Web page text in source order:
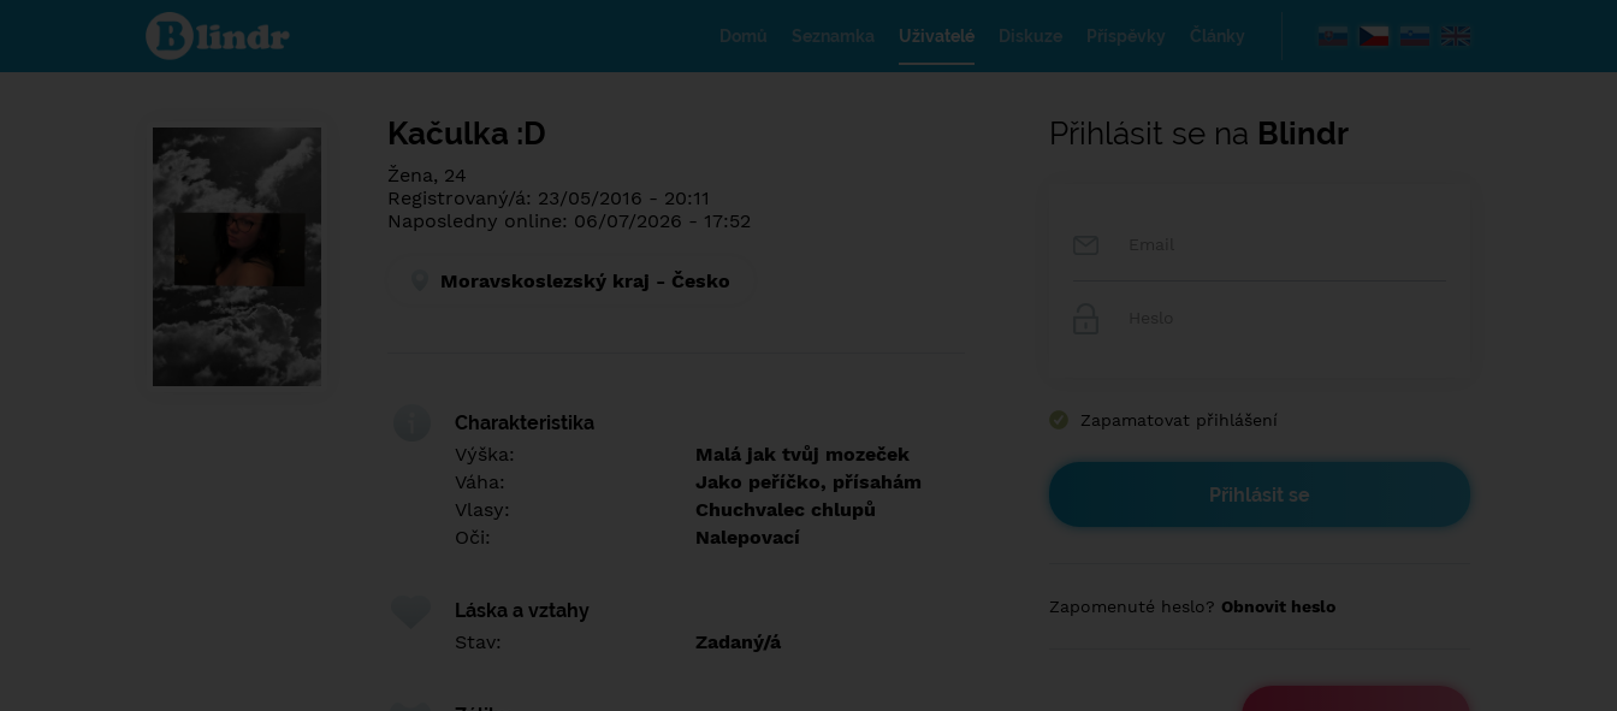
Poznej co je
pod maskou.
Seznamovací
Domů Seznamka Uživatelé Diskuze Příspěvky Články
Kačulka :D
Žena, 24
Registrovaný/á: 23/05/2016 - 20:11
Naposledny online: 06/07/2026 - 17:52
Moravskoslezský kraj - Česko
Charakteristika
Výška:
Malá jak tvůj mozeček
Váha:
Jako peříčko, přísahám
Vlasy:
Chuchvalec chlupů
Oči:
Nalepovací
Láska a vztahy
Stav:
Zadaný/á
Přihlásit se na Blindr
Zapamatovat přihlášení
Zapomenuté heslo? Obnovit heslo